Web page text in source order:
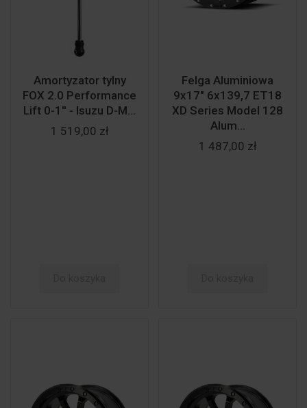
Amortyzator tylny
FOX 2.0 Performance
Lift 0-1'' - Isuzu D-M...
1 519,00 zł
Felga Aluminiowa
9x17" 6x139,7 ET18
XD Series Model 128
Alum...
1 487,00 zł